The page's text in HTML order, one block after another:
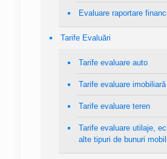
Evaluare raportare
Tarife Evaluări
Tarife evaluare auto
Tarife evaluare imobiliară
Tarife evaluare teren
Tarife evaluare utilaje,
alte tipuri de bunuri